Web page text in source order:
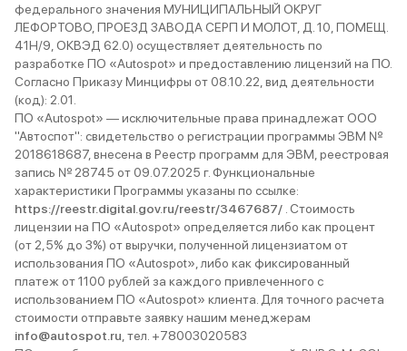
федерального значения МУНИЦИПАЛЬНЫЙ ОКРУГ
ЛЕФОРТОВО, ПРОЕЗД ЗАВОДА СЕРП И МОЛОТ, Д. 10, ПОМЕЩ.
41Н/9, ОКВЭД 62.0) осуществляет деятельность по
разработке ПО «Autospot» и предоставлению лицензий на ПО.
Согласно Приказу Минцифры от 08.10.22, вид деятельности
(код): 2.01.
ПО «Autospot» — исключительные права принадлежат ООО
"Автоспот": свидетельство о регистрации программы ЭВМ №
2018618687, внесена в Реестр программ для ЭВМ, реестровая
запись № 28745 от 09.07.2025 г. Функциональные
характеристики Программы указаны по ссылке:
https://reestr.digital.gov.ru/reestr/3467687/ . Стоимость
лицензии на ПО «Autospot» определяется либо как процент
(от 2,5% до 3%) от выручки, полученной лицензиатом от
использования ПО «Autospot», либо как фиксированный
платеж от 1100 рублей за каждого привлеченного с
использованием ПО «Autospot» клиента. Для точного расчета
стоимости отправьте заявку нашим менеджерам
info@autospot.ru , тел. +78003020583